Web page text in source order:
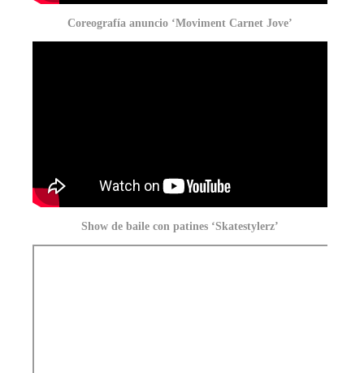
Coreografía anuncio ‘Moviment Carnet Jove’
Show de baile con patines ‘Skatestylerz’